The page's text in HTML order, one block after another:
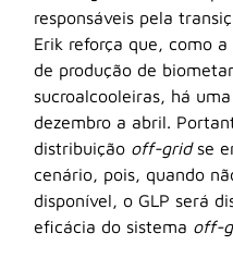
responsáveis pela
Erik reforça que, como
de produção de
sucroalcooleiras, há
dezembro a abril.
distribuição off-gridse
cenário, pois, quando
disponível, o GLP será
eficácia do sistema off-